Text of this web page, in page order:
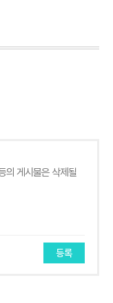
등록